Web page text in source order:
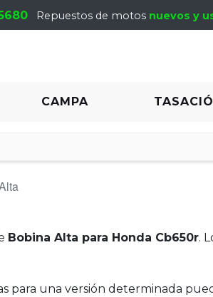
Repuestos de motos nuevos y
CAMPA
Bobina Alta para Honda Cb650r.
para una versión determinada